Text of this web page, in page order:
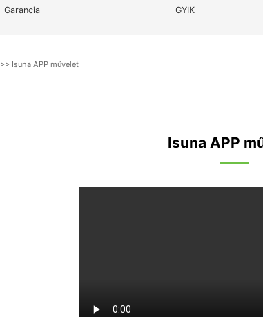
Garancia GYIK
>> Isuna APP művelet
Isuna APP